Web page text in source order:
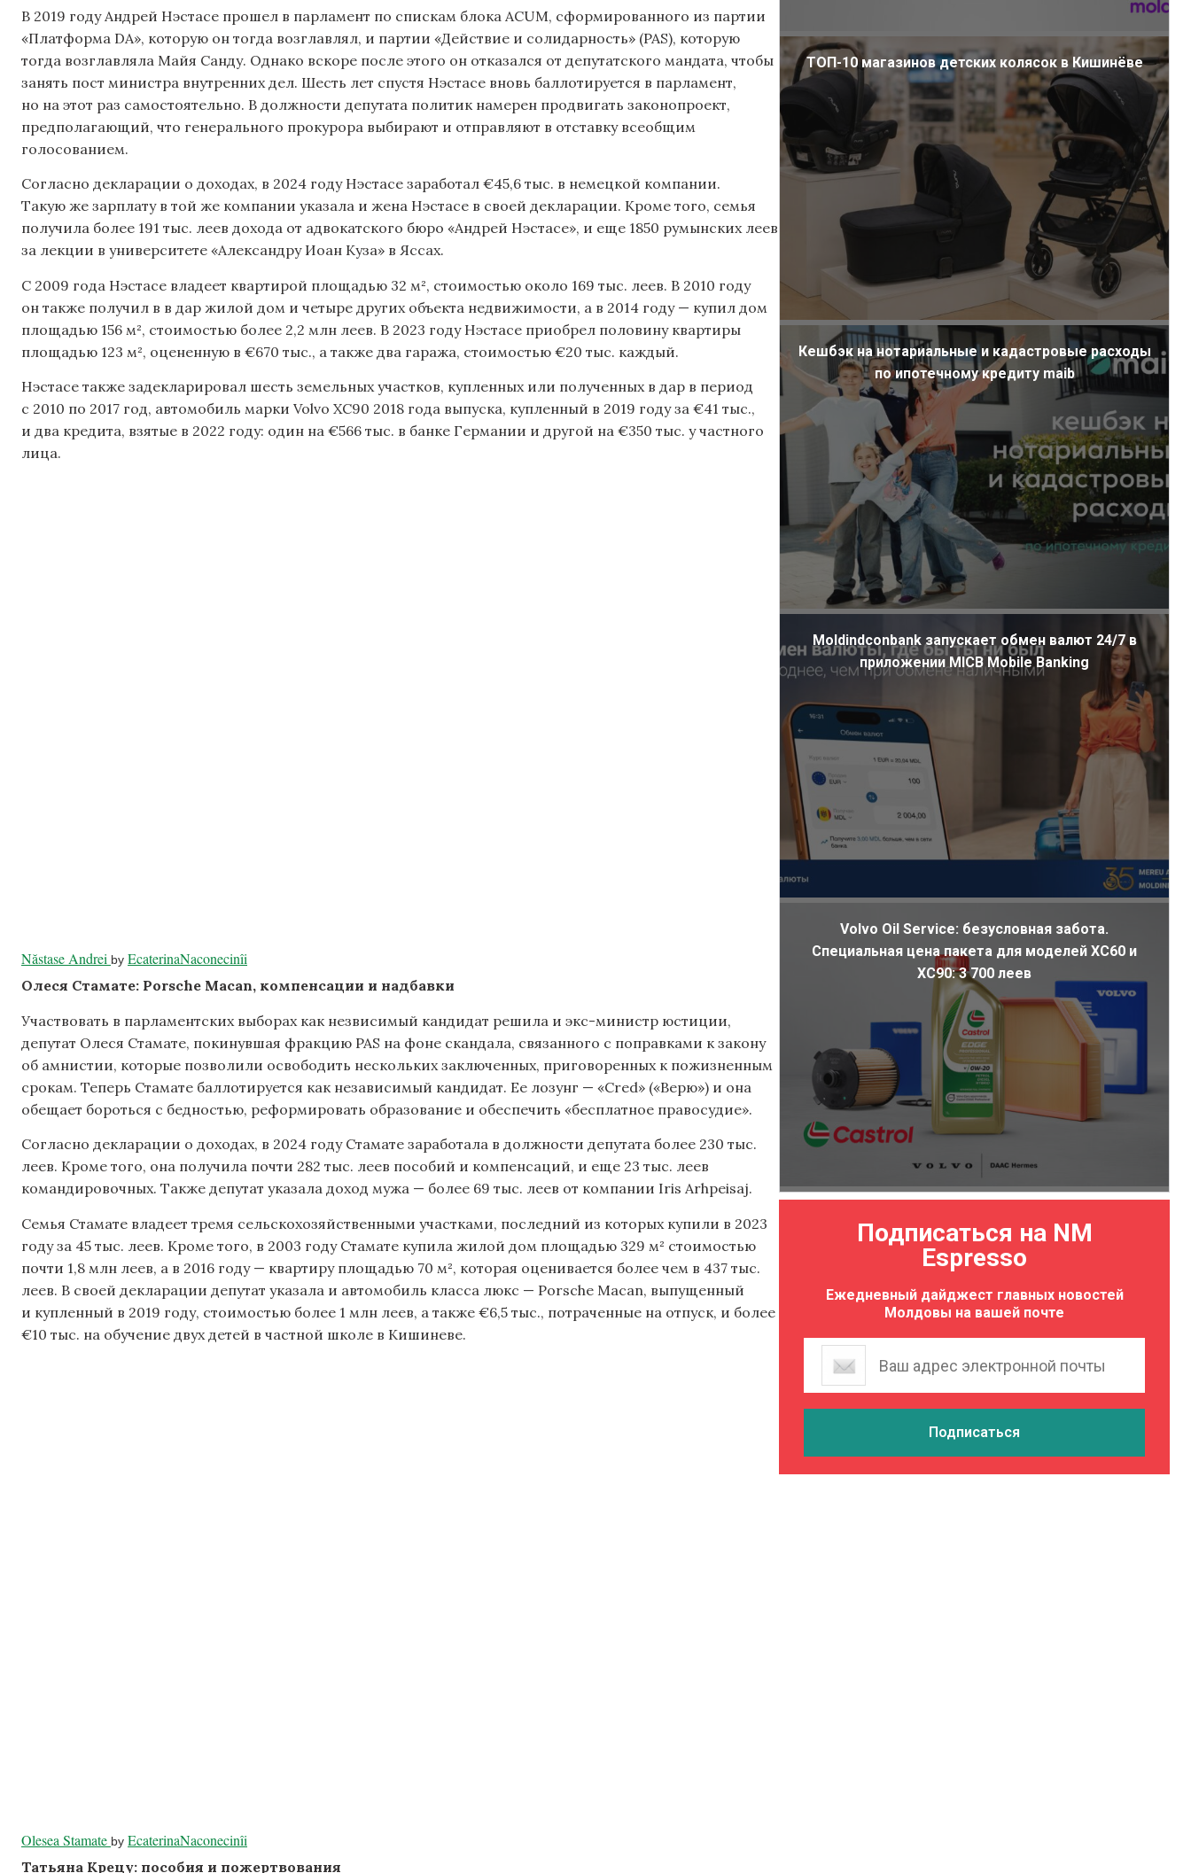
В 2019 году Андрей Нэстасе прошел в парламент по спискам блока ACUM, сформированного из партии
«Платформа DA», которую он тогда возглавлял, и партии «Действие и солидарность» (PAS), которую
тогда возглавляла Майя Санду. Однако вскоре после этого он отказался от депутатского мандата, чтобы
занять пост министра внутренних дел. Шесть лет спустя Нэстасе вновь баллотируется в парламент,
но на этот раз самостоятельно. В должности депутата политик намерен продвигать законопроект,
предполагающий, что генерального прокурора выбирают и отправляют в отставку всеобщим
голосованием.
Согласно декларации о доходах, в 2024 году Нэстасе заработал €45,6 тыс. в немецкой компании.
Такую же зарплату в той же компании указала и жена Нэстасе в своей декларации. Кроме того, семья
получила более 191 тыс. леев дохода от адвокатского бюро «Андрей Нэстасе», и еще 1850 румынских леев
за лекции в университете «Александру Иоан Куза» в Яссах.
С 2009 года Нэстасе владеет квартирой площадью 32 м², стоимостью около 169 тыс. леев. В 2010 году
он также получил в в дар жилой дом и четыре других объекта недвижимости, а в 2014 году — купил дом
площадью 156 м², стоимостью более 2,2 млн леев. В 2023 году Нэстасе приобрел половину квартиры
площадью 123 м², оцененную в €670 тыс., а также два гаража, стоимостью €20 тыс. каждый.
Нэстасе также задекларировал шесть земельных участков, купленных или полученных в дар в период
с 2010 по 2017 год, автомобиль марки Volvo XC90 2018 года выпуска, купленный в 2019 году за €41 тыс.,
и два кредита, взятые в 2022 году: один на €566 тыс. в банке Германии и другой на €350 тыс. у частного
лица.
Năstase Andrei by EcaterinaNaconecinîi
Олеся Стамате: Porsche Macan, компенсации и надбавки
Участвовать в парламентских выборах как незвисимый кандидат решила и экс-министр юстиции,
депутат Олеся Стамате, покинувшая фракцию PAS на фоне скандала, связанного с поправками к закону
об амнистии, которые позволили освободить нескольких заключенных, приговоренных к пожизненным
срокам. Теперь Стамате баллотируется как независимый кандидат. Ее лозунг — «Cred» («Верю») и она
обещает бороться с бедностью, реформировать образование и обеспечить «бесплатное правосудие».
Согласно декларации о доходах, в 2024 году Стамате заработала в должности депутата более 230 тыс.
леев. Кроме того, она получила почти 282 тыс. леев пособий и компенсаций, и еще 23 тыс. леев
командировочных. Также депутат указала доход мужа — более 69 тыс. леев от компании Iris Arhpeisaj.
Семья Стамате владеет тремя сельскохозяйственными участками, последний из которых купили в 2023
году за 45 тыс. леев. Кроме того, в 2003 году Стамате купила жилой дом площадью 329 м² стоимостью
почти 1,8 млн леев, а в 2016 году — квартиру площадью 70 м², которая оценивается более чем в 437 тыс.
леев. В своей декларации депутат указала и автомобиль класса люкс — Porsche Macan, выпущенный
и купленный в 2019 году, стоимостью более 1 млн леев, а также €6,5 тыс., потраченные на отпуск, и более
€10 тыс. на обучение двух детей в частной школе в Кишиневе.
Olesea Stamate by EcaterinaNaconecinîi
Татьяна Крецу: пособия и пожертвования
ТОП-10 магазинов детских колясок в Кишинёве
Кешбэк на нотариальные и кадастровые расходы
по ипотечному кредиту maib
Moldindconbank запускает обмен валют 24/7 в
приложении MICB Mobile Banking
Volvo Oil Service: безусловная забота.
Специальная цена пакета для моделей XC60 и
XC90: 3 700 леев
Подписаться на NM
Espresso
Ежедневный дайджест главных новостей
Молдовы на вашей почте